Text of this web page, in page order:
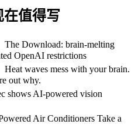
在值得写
Download: brain-melting
OpenAI restrictions
waves mess with your brain.
out why.
shows AI-powered vision
Air Conditioners Take a